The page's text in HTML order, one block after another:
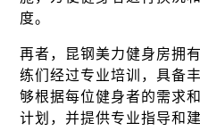
度。
再者，昆钢美力健身房拥
练们经过专业培训，具备
够根据每位健身者的需求
计划，并提供专业指导和